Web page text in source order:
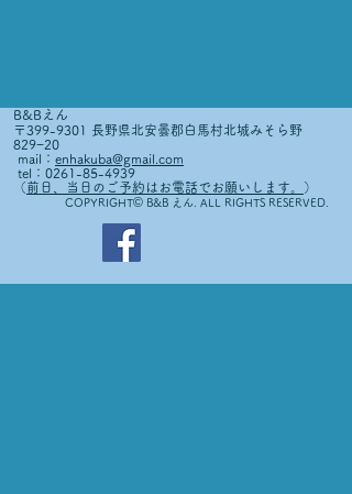
B&Bえん
〒399-9301 長野県北安曇郡白馬村北城みそら野
829−20
mail： enhakuba@gmail.com
tel：0261-85-4939
（ 前日、当日のご予約はお電話でお願いします。 ）
COPYRIGHT© B&B えん. ALL RIGHTS RESERVED.